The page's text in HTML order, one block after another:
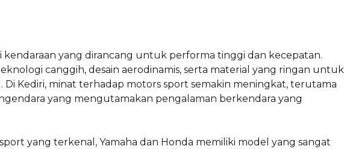
yang dirancang untuk performa tinggi dan kecepatan.
canggih, desain aerodinamis, serta material yang ringan untuk
Kediri, minat terhadap motors sport semakin meningkat, terutama
yang mengutamakan pengalaman berkendara yang
yang terkenal, Yamaha dan Honda memiliki model yang sangat